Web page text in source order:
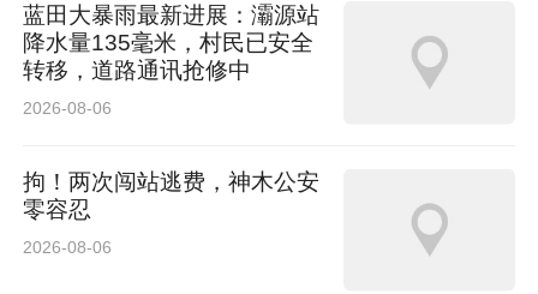
蓝田大暴雨最新进展：灞源站
降水量135毫米，村民已安全
转移，道路通讯抢修中
2026-08-06
拘！两次闯站逃费，神木公安
零容忍
2026-08-06